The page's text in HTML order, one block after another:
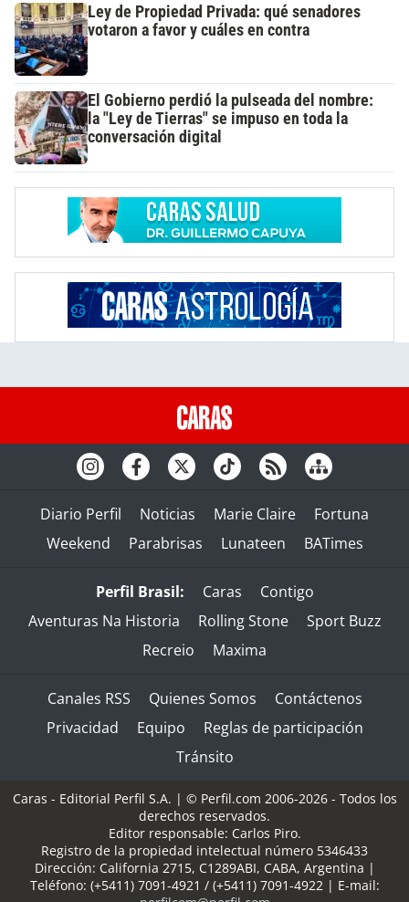
Ley de Propiedad Privada: qué senadores
votaron a favor y cuáles en contra
El Gobierno perdió la pulseada del nombre:
la "Ley de Tierras" se impuso en toda la
conversación digital
Diario Perfil Noticias Marie Claire
Fortuna
Weekend
Parabrisas Lunateen BATimes
Perfil Brasil: Caras
Contigo
Aventuras Na Historia
Rolling Stone
Sport Buzz
Recreio
Maxima
Canales RSS Quienes Somos
Contáctenos
Privacidad
Equipo
Reglas de participación
Tránsito
Caras - Editorial Perfil S.A. | © Perfil.com 2006-2026 - Todos los
derechos reservados.
Editor responsable: Carlos Piro.
Registro de la propiedad intelectual número 5346433
Dirección: California 2715, C1289ABI, CABA, Argentina |
Teléfono: (+5411) 7091-4921 / (+5411) 7091-4922| E-mail: